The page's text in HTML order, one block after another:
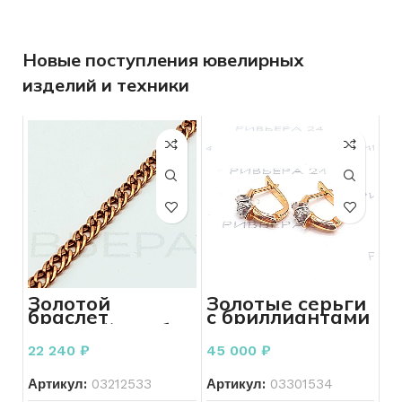
Новые поступления ювелирных
изделий и техники
Золотой
браслет
двойной ромб
585 пробы 2.78
грамм 18,5 см.
22 240 ₽
Артикул: 03212533
Золотые серьги
с бриллиантами
585 пробы 3,24
грамм
45 000 ₽
Артикул: 03301534